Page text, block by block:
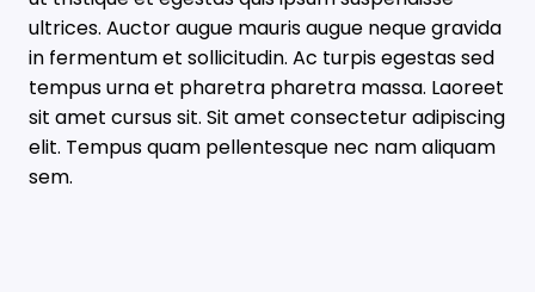
ultrices. Auctor augue mauris augue neque gravida
in fermentum et sollicitudin. Ac turpis egestas sed
tempus urna et pharetra pharetra massa. Laoreet
sit amet cursus sit. Sit amet consectetur adipiscing
elit. Tempus quam pellentesque nec nam aliquam
sem.